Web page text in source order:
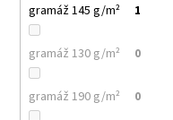
gramáž 145 g/m² 1
gramáž 130 g/m² 0
gramáž 190 g/m² 0